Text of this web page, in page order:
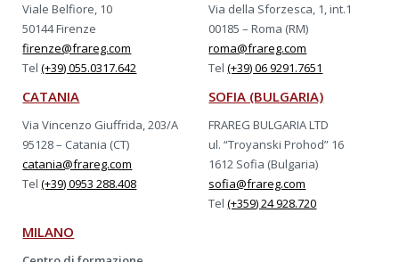
Viale Belfiore, 10
50144 Firenze
firenze@frareg.com
Tel(+39) 055.0317.642
Via della Sforzesca, 1, int.1
00185 – Roma (RM)
roma@frareg.com
Tel(+39) 06 9291.7651
CATANIA
Via Vincenzo Giuffrida, 203/A
95128 – Catania (CT)
catania@frareg.com
Tel(+39) 0953 288.408
SOFIA (BULGARIA)
FRAREG BULGARIA LTD
ul. “Troyanski Prohod” 16
1612 Sofia (Bulgaria)
sofia@frareg.com
Tel(+359) 24 928.720
MILANO